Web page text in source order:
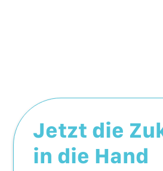
Jetzt die
in die Hand